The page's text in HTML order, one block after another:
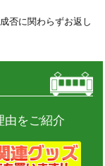
否に関わらずお返し
由をご紹介